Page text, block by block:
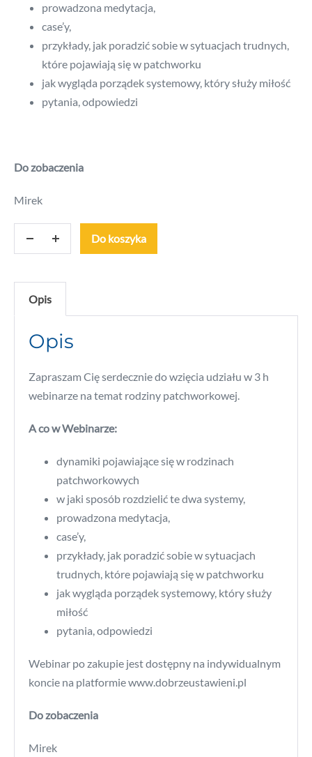
prowadzona medytacja,
case’y,
przykłady, jak poradzić sobie w sytuacjach trudnych,
które pojawiają się w patchworku
jak wygląda porządek systemowy, który służy miłość
pytania, odpowiedzi
Do zobaczenia
Mirek
Do koszyka
Opis
Opis
Zapraszam Cię serdecznie do wzięcia udziału w 3 h
webinarze na temat rodziny patchworkowej.
A co w Webinarze:
dynamiki pojawiające się w rodzinach
patchworkowych
w jaki sposób rozdzielić te dwa systemy,
prowadzona medytacja,
case’y,
przykłady, jak poradzić sobie w sytuacjach
trudnych, które pojawiają się w patchworku
jak wygląda porządek systemowy, który służy
miłość
pytania, odpowiedzi
Webinar po zakupie jest dostępny na indywidualnym
koncie na platformie www.dobrzeustawieni.pl
Do zobaczenia
Mirek